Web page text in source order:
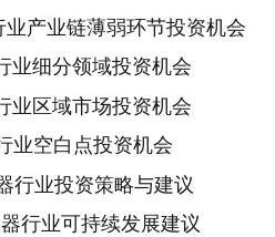
产业链薄弱环节投资机会
业细分领域投资机会
业区域市场投资机会
业空白点投资机会
行业投资策略与建议
行业可持续发展建议